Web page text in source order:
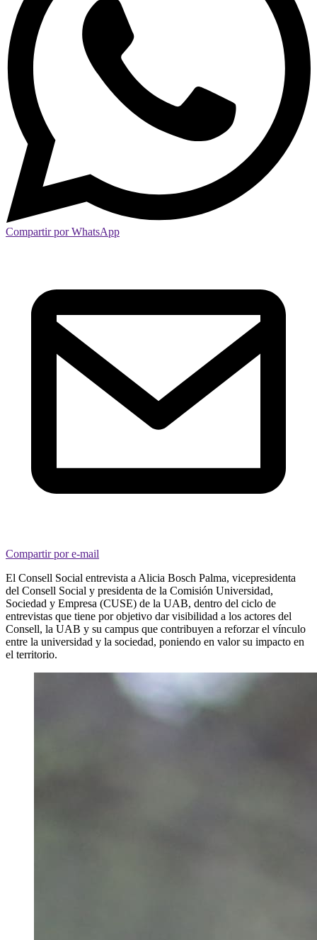
Compartir por WhatsApp
Compartir por e-mail
El Consell Social entrevista a Alicia Bosch Palma, vicepresidenta
del Consell Social y presidenta de la Comisión Universidad,
Sociedad y Empresa (CUSE) de la UAB, dentro del ciclo de
entrevistas que tiene por objetivo dar visibilidad a los actores del
Consell, la UAB y su campus que contribuyen a reforzar el vínculo
entre la universidad y la sociedad, poniendo en valor su impacto en
el territorio.